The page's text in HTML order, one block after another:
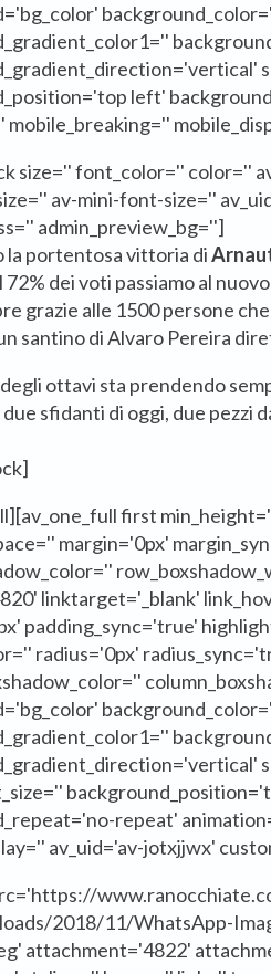
left'
mobile_breaking=''
size='' font_color='' color=''
av-mini-font-size=''
admin_preview_bg='']
la portentosa vittoria di
72% dei voti passiamo al
grazie alle 1500 persone
santino di Alvaro Pereira
ottavi sta prendendo
sfidanti di oggi, due pezzi
first
margin='0px'
linktarget='_blank'
padding_sync='true'
radius='0px'
repeat'
av_uid='av-jotxjjwx'
2018/11/WhatsApp-
attachment='4822'